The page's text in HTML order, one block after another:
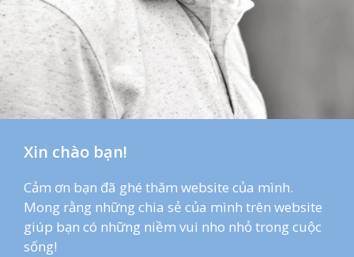
Xin chào bạn!
Cảm ơn bạn đã ghé thăm website của mình.
Mong rằng những chia sẻ của mình trên website
giúp bạn có những niềm vui nho nhỏ trong cuộc
sống!